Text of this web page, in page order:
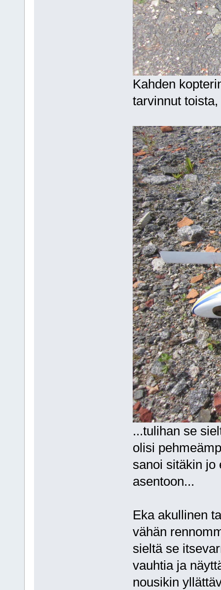
Kahden
tarvinnut
...tulihan se
olisi
sanoi sitäkin jo
asentoon...
Eka akullinen
vähän
sieltä se
vauhtia ja
nousikin